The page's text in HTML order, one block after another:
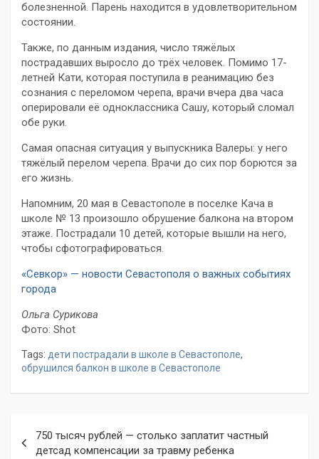
болезненной. Парень находится в удовлетворительном
состоянии.
Также, по данным издания, число тяжёлых
пострадавших выросло до трёх человек. Помимо 17-
летней Кати, которая поступила в реанимацию без
сознания с переломом черепа, врачи вчера два часа
оперировали её одноклассника Сашу, который сломал
обе руки.
Самая опасная ситуация у выпускника Валеры: у него
тяжёлый перелом черепа. Врачи до сих пор борются за
его жизнь.
Напомним, 20 мая в Севастополе в поселке Кача в
школе № 13 произошло обрушение балкона на втором
этаже. Пострадали 10 детей, которые вышли на него,
чтобы сфотографироваться.
«Севкор» — новости Севастополя о важных событиях
города
Ольга Сурикова
Фото: Shot
Tags: дети пострадали в школе в Севастополе,
обрушился балкон в школе в Севастополе
по
750 тысяч рублей — столько заплатит частный
детсад компенсации за травму ребенка